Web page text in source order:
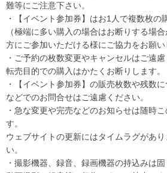
難等にご注意下さい。
・【イベント参加券】はお1人で複数枚の
（極端に多い購入の場合はお断りする場
方にご参加いただける様にご協力をお願い
・ご予約の枚数変更やキャンセルはご遠慮
転売目的での購入はかたくお断りします。
・【イベント参加券】の販売枚数や残数
などでのお問合せはご遠慮ください。
・急な変更や完売などのお知らせは随時
す。
ウェブサイトの更新にはタイムラグがあ
い。
・撮影機器、録音、録画機器の持込みは